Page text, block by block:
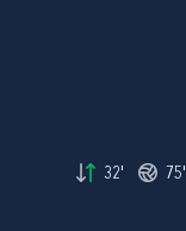
32' 75'